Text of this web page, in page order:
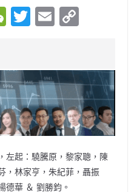
W
h
at
T
er
E
l y
Li
n
k
左起：驍騰原，黎家聰，陳
，林家亨，朱紀菲，聶振
德華 ＆ 劉勝鈞。